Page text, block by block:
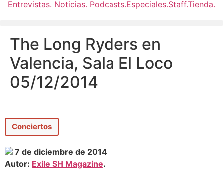
The Long Ryders en
Valencia, Sala El Loco
05/12/2014
Conciertos
7 de diciembre de 2014
Autor: Exile SH Magazine.